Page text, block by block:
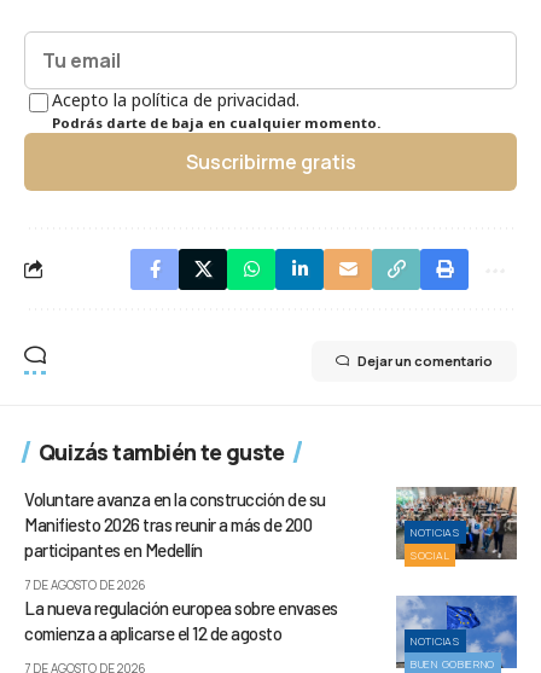
Acepto la política de privacidad.
Podrás darte de baja en cualquier momento.
Suscribirme gratis
Dejar un comentario
Quizás también te guste
NOTICIAS
SOCIAL
Voluntare avanza en la construcción de su
Manifiesto 2026 tras reunir a más de 200
participantes en Medellín
7 DE AGOSTO DE 2026
NOTICIAS
BUEN GOBIERNO
La nueva regulación europea sobre envases
comienza a aplicarse el 12 de agosto
7 DE AGOSTO DE 2026